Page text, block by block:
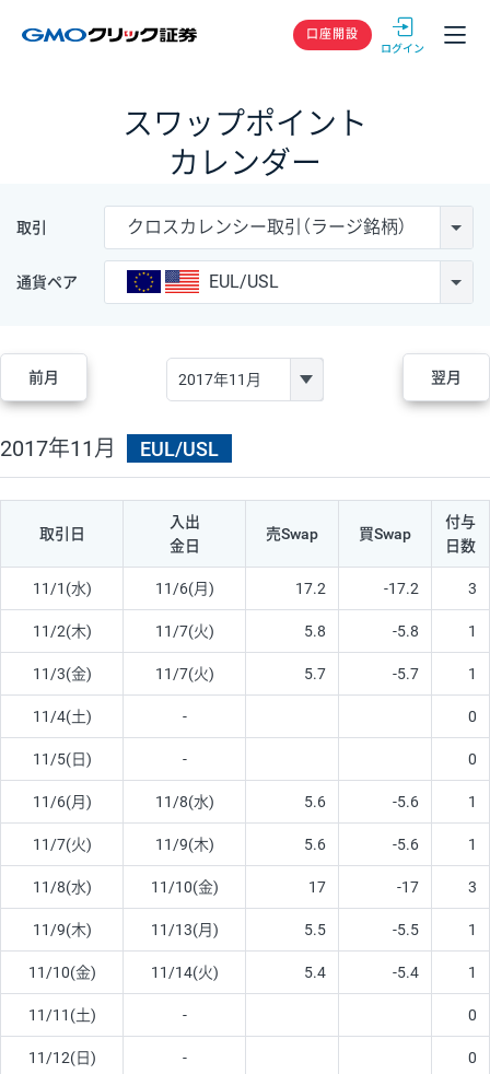
GMOクリック
口座開設
スワップポイント
カレンダー
取引 クロスカレンシー取引（ラージ銘柄）
通貨ペア EUL/USL
前月 翌月
2017年11月 EUL/USL
取引日
入出
金日
売Swap 買Swap
付与
日数
11/1(水) 11/6(月) 17.2 -17.2 3
11/2(木) 11/7(火) 5.8 -5.8 1
11/3(金) 11/7(火) 5.7 -5.7 1
11/4(土) - 0
11/5(日) - 0
11/6(月) 11/8(水) 5.6 -5.6 1
11/7(火) 11/9(木) 5.6 -5.6 1
11/8(水) 11/10(金) 17 -17 3
11/9(木) 11/13(月) 5.5 -5.5 1
11/10(金) 11/14(火) 5.4 -5.4 1
11/11(土) - 0
11/12(日) - 0